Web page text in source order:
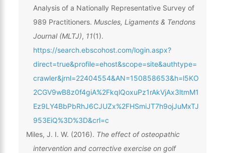
Analysis of a Nationally Representative Survey of
989 Practitioners. Muscles, Ligaments & Tendons
Journal (MLTJ), 11(1).
https://search.ebscohost.com/login.aspx?
direct=true&profile=ehost&scope=site&authtype=
crawler&jrnl=22404554&AN=150858653&h=l5KO
2CGV9wB8z0f4giA%2FkqlQoxuPz1rAkVjAx3ltmM1
Ez9LY4BbPbRhJ6CJUZx%2FHSmiJT7h9ojJuMxTJ
953EiQ%3D%3D&crl=c
Miles, J. I. W. (2016). The effect of osteopathic
intervention and corrective exercise on golf